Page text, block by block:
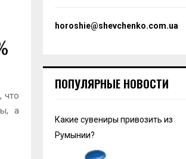
что
а
horoshie@shevchenko.com.ua
ПОПУЛЯРНЫЕ НОВОСТИ
Какие сувениры привозить из
Румынии?